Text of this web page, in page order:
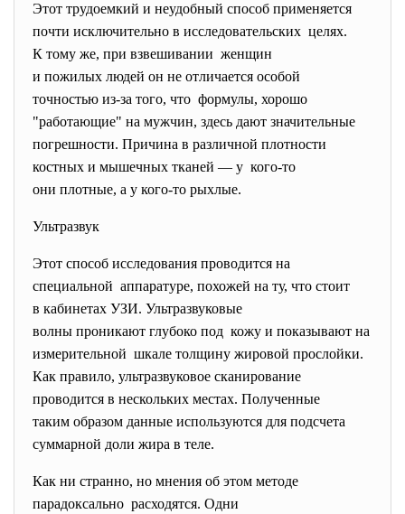
Этот трудоемкий и неудобный способ применяется
почти исключительно в исследовательских целях.
К тому же, при взвешивании женщин
и пожилых людей он не отличается особой
точностью из-за того, что формулы, хорошо
"работающие" на мужчин, здесь дают значительные
погрешности. Причина в различной плотности
костных и мышечных тканей — у кого-то
они плотные, а у кого-то рыхлые.
Ультразвук
Этот способ исследования проводится на
специальной аппаратуре, похожей на ту, что стоит
в кабинетах УЗИ. Ультразвуковые
волны проникают глубоко под кожу и показывают на
измерительной шкале толщину жировой прослойки.
Как правило, ультразвуковое сканирование
проводится в нескольких местах. Полученные
таким образом данные используются для подсчета
суммарной доли жира в теле.
Как ни странно, но мнения об этом методе
парадоксально расходятся. Одни